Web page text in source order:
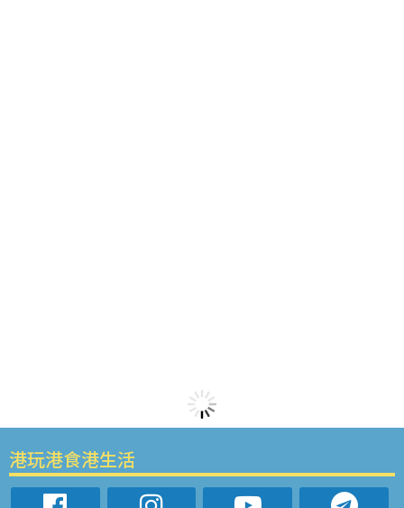
港玩港食港生活